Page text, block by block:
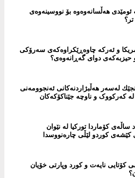
هەڵسانەوەوە بۆ نووسینەوەی
و ئەرکە چاوەڕێکراوەکەی سەرۆکی
دوای گەڕانەوەی؟
لەسەر هەڵبژاردنەکانی ئەنجوومەنی
لە کەرکووک و ناوچە جێناکۆکەکان
ساڵەی كۆماردا توركیا لە نێوان
كوردو لێڵی چارەنووسدا
کۆتایی نایەت و کورد وپارتی خۆیان